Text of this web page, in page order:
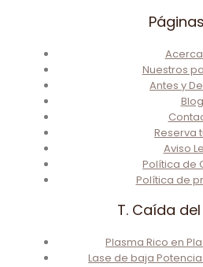
Páginas
Nuestros
Antes y
Blog
Reserva
Aviso
Política de
Política de
T. Caída
Plasma Rico en
Lase de baja Potencia